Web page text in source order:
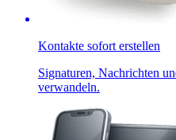
Kontakte sofort erstellen
Signaturen, Nachrichten
verwandeln.